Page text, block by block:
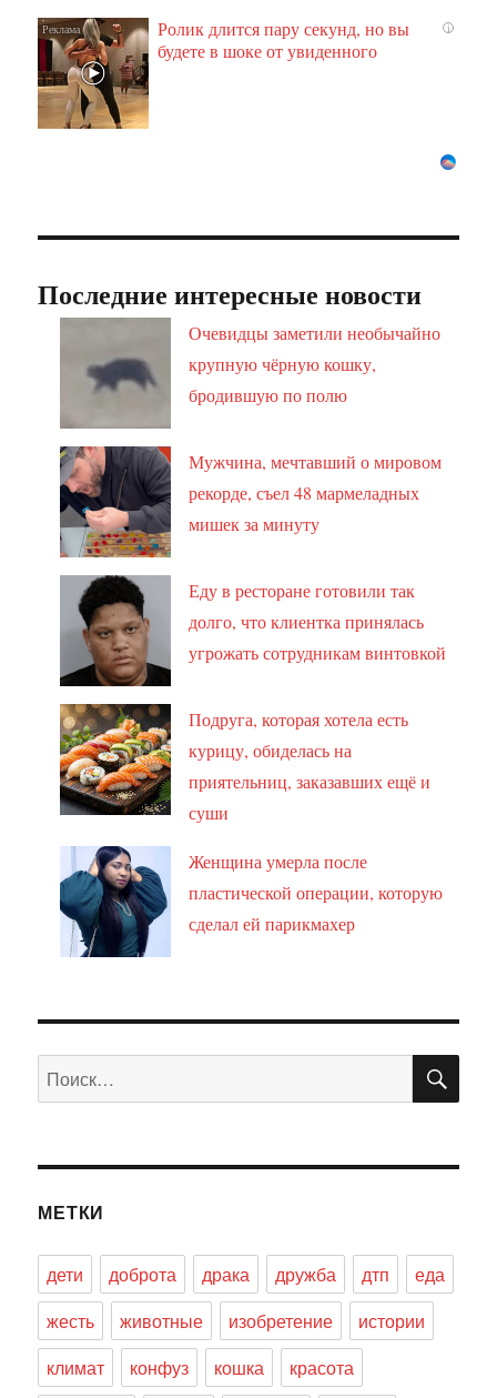
i
Ролик длится пару секунд, но вы
будете в шоке от увиденного
Последние интересные новости
Очевидцы заметили необычайно
крупную чёрную кошку,
бродившую по полю
Мужчина, мечтавший о мировом
рекорде, съел 48 мармеладных
мишек за минуту
Еду в ресторане готовили так
долго, что клиентка принялась
угрожать сотрудникам винтовкой
Подруга, которая хотела есть
курицу, обиделась на
приятельниц, заказавших ещё и
суши
Женщина умерла после
пластической операции, которую
сделал ей парикмахер
Искать:
МЕТКИ
дети доброта драка дружба дтп
еда
жесть
животные изобретение
истории
климат
конфуз кошка красота